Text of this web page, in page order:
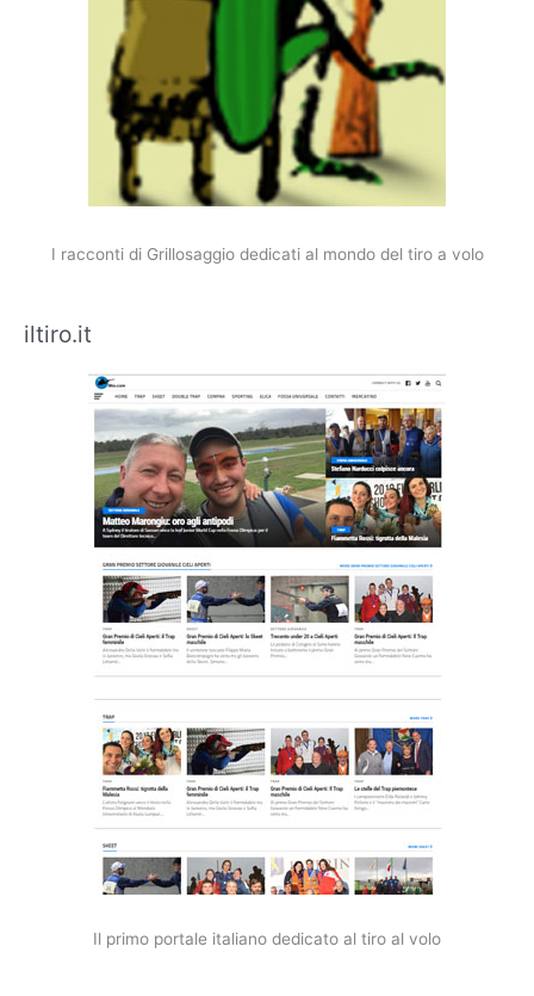
I racconti di Grillosaggio dedicati al mondo del tiro a volo
iltiro.it
Il primo portale italiano dedicato al tiro al volo